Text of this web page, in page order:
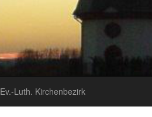
Ev.-Luth. Kirchenbezirk